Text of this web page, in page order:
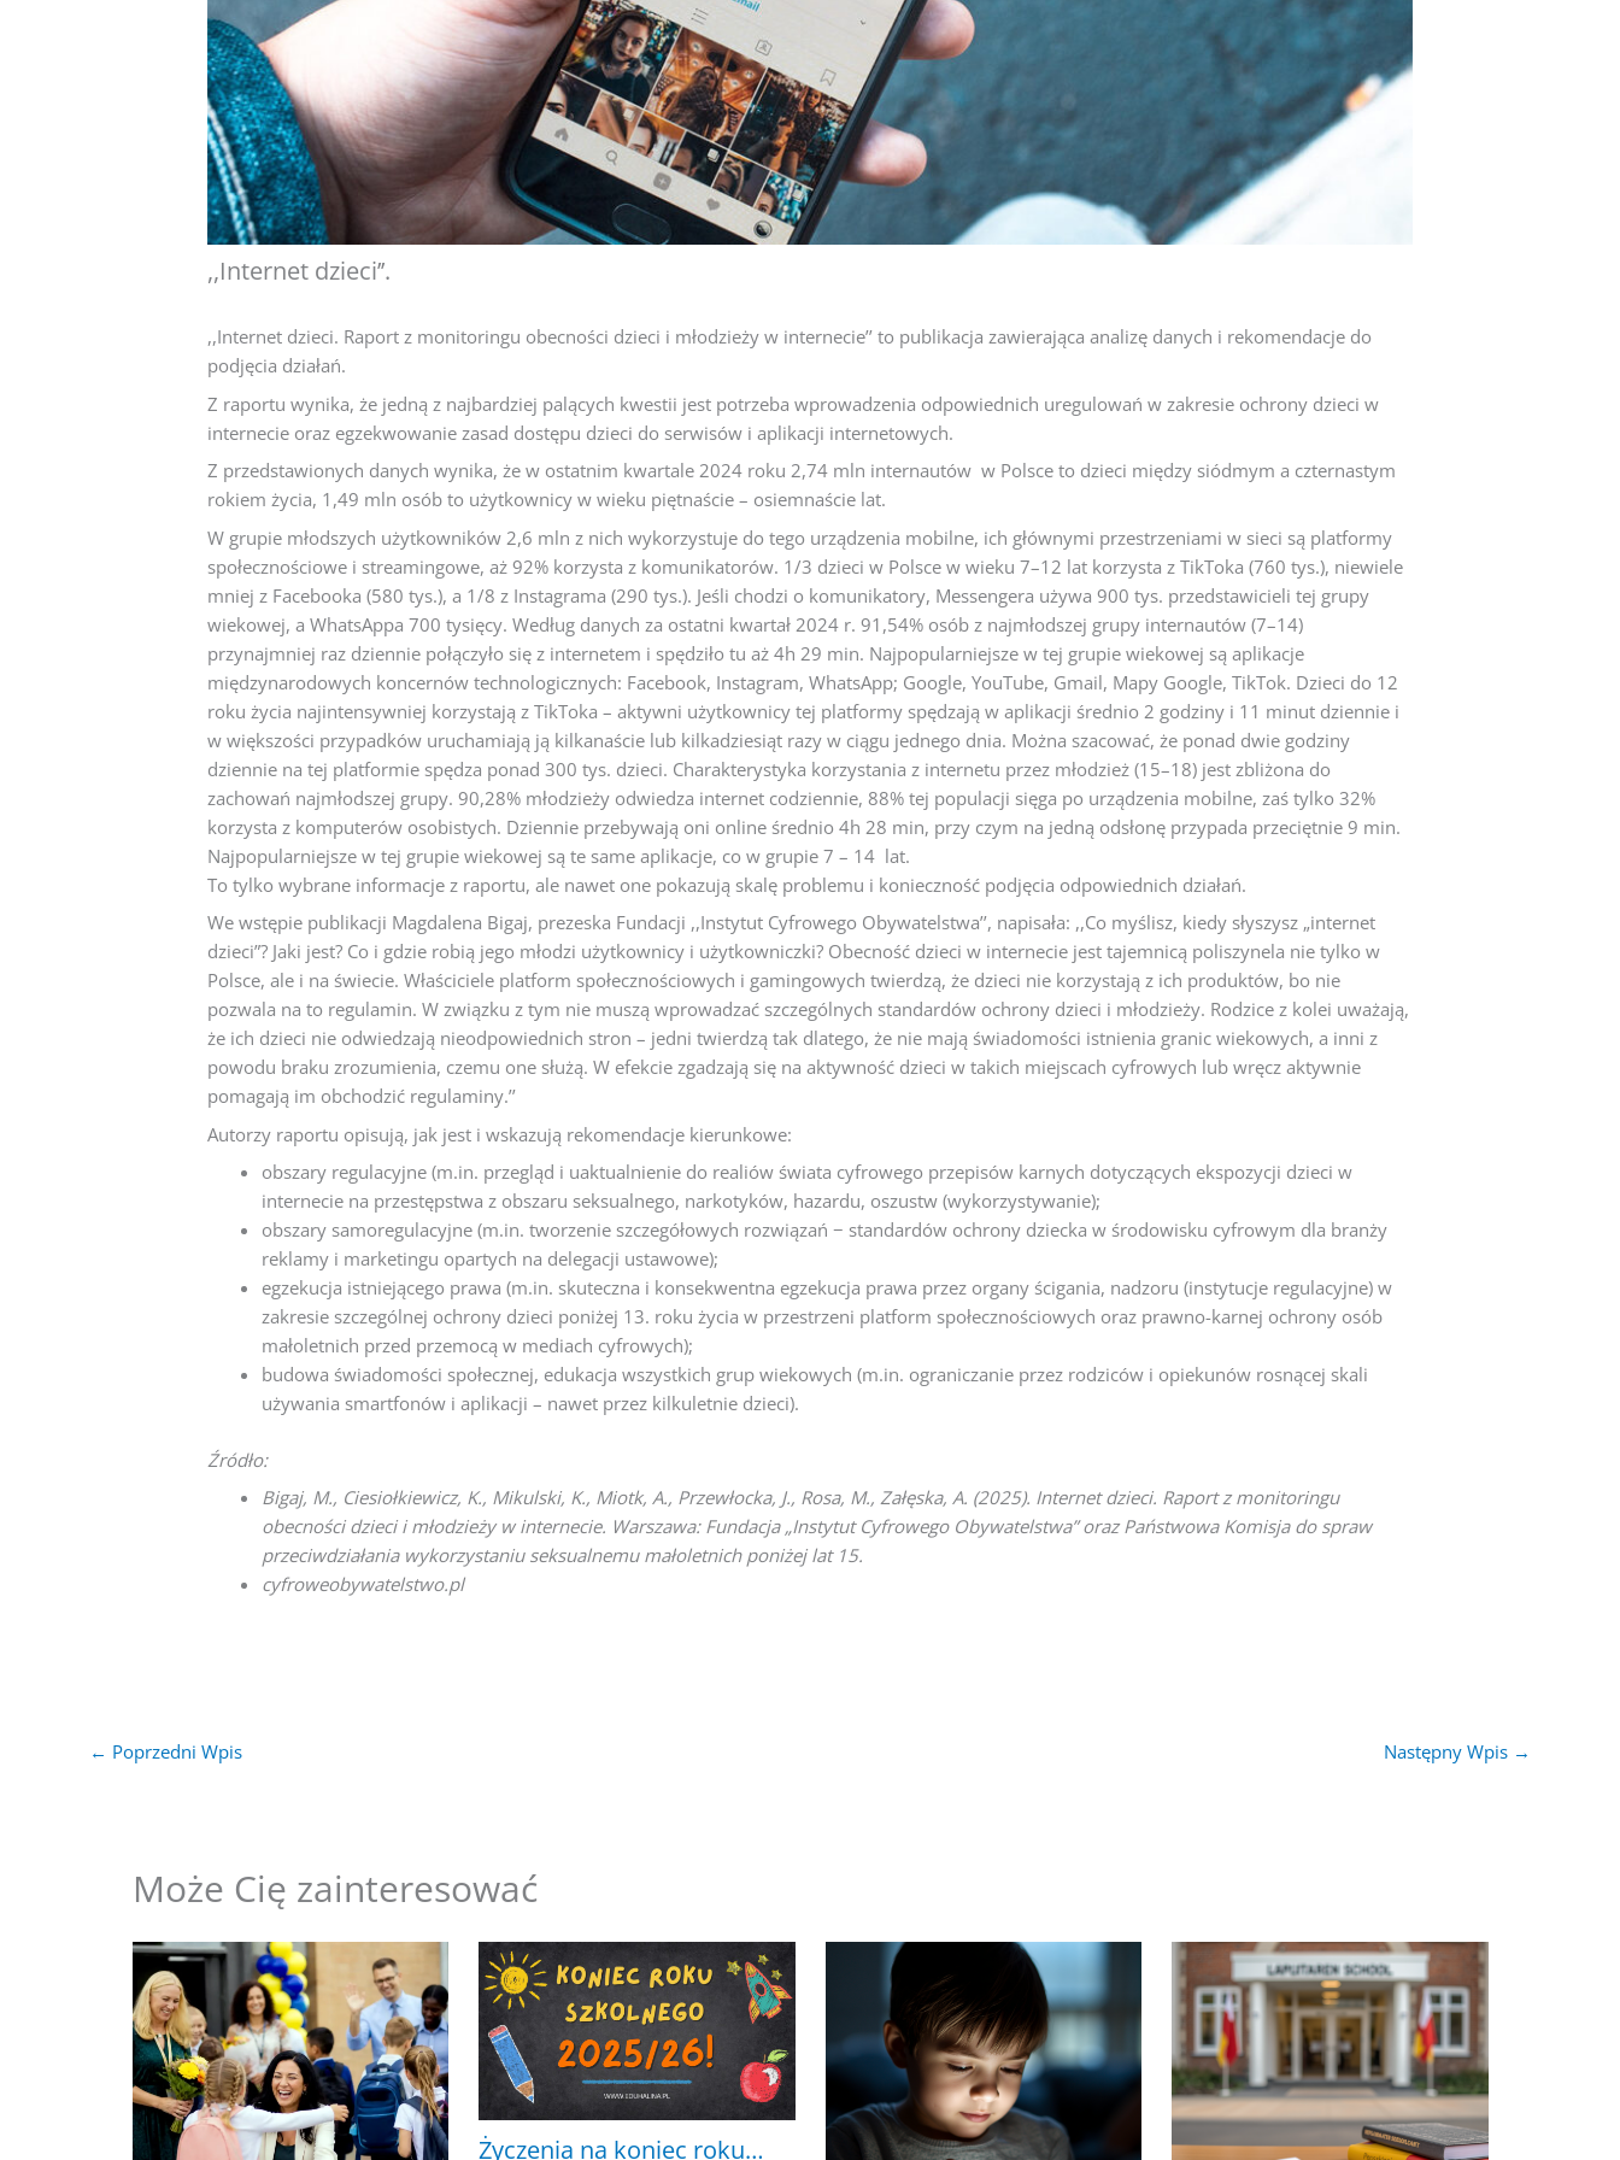
,,Internet dzieci’’.
,,Internet dzieci. Raport z monitoringu obecności dzieci i młodzieży w internecie’’ to publikacja zawierająca analizę danych i rekomendacje do
podjęcia działań.
Z raportu wynika, że jedną z najbardziej palących kwestii jest potrzeba wprowadzenia odpowiednich uregulowań w zakresie ochrony dzieci w
internecie oraz egzekwowanie zasad dostępu dzieci do serwisów i aplikacji internetowych.
Z przedstawionych danych wynika, że w ostatnim kwartale 2024 roku 2,74 mln internautów w Polsce to dzieci między siódmym a czternastym
rokiem życia, 1,49 mln osób to użytkownicy w wieku piętnaście – osiemnaście lat.
W grupie młodszych użytkowników 2,6 mln z nich wykorzystuje do tego urządzenia mobilne, ich głównymi przestrzeniami w sieci są platformy
społecznościowe i streamingowe, aż 92% korzysta z komunikatorów. 1/3 dzieci w Polsce w wieku 7–12 lat korzysta z TikToka (760 tys.), niewiele
mniej z Facebooka (580 tys.), a 1/8 z Instagrama (290 tys.). Jeśli chodzi o komunikatory, Messengera używa 900 tys. przedstawicieli tej grupy
wiekowej, a WhatsAppa 700 tysięcy. Według danych za ostatni kwartał 2024 r. 91,54% osób z najmłodszej grupy internautów (7–14)
przynajmniej raz dziennie połączyło się z internetem i spędziło tu aż 4h 29 min. Najpopularniejsze w tej grupie wiekowej są aplikacje
międzynarodowych koncernów technologicznych: Facebook, Instagram, WhatsApp; Google, YouTube, Gmail, Mapy Google, TikTok. Dzieci do 12
roku życia najintensywniej korzystają z TikToka – aktywni użytkownicy tej platformy spędzają w aplikacji średnio 2 godziny i 11 minut dziennie i
w większości przypadków uruchamiają ją kilkanaście lub kilkadziesiąt razy w ciągu jednego dnia. Można szacować, że ponad dwie godziny
dziennie na tej platformie spędza ponad 300 tys. dzieci. Charakterystyka korzystania z internetu przez młodzież (15–18) jest zbliżona do
zachowań najmłodszej grupy. 90,28% młodzieży odwiedza internet codziennie, 88% tej populacji sięga po urządzenia mobilne, zaś tylko 32%
korzysta z komputerów osobistych. Dziennie przebywają oni online średnio 4h 28 min, przy czym na jedną odsłonę przypada przeciętnie 9 min.
Najpopularniejsze w tej grupie wiekowej są te same aplikacje, co w grupie 7 – 14 lat.
To tylko wybrane informacje z raportu, ale nawet one pokazują skalę problemu i konieczność podjęcia odpowiednich działań.
We wstępie publikacji Magdalena Bigaj, prezeska Fundacji ,,Instytut Cyfrowego Obywatelstwa’’, napisała: ,,Co myślisz, kiedy słyszysz „internet
dzieci”? Jaki jest? Co i gdzie robią jego młodzi użytkownicy i użytkowniczki? Obecność dzieci w internecie jest tajemnicą poliszynela nie tylko w
Polsce, ale i na świecie. Właściciele platform społecznościowych i gamingowych twierdzą, że dzieci nie korzystają z ich produktów, bo nie
pozwala na to regulamin. W związku z tym nie muszą wprowadzać szczególnych standardów ochrony dzieci i młodzieży. Rodzice z kolei uważają,
że ich dzieci nie odwiedzają nieodpowiednich stron – jedni twierdzą tak dlatego, że nie mają świadomości istnienia granic wiekowych, a inni z
powodu braku zrozumienia, czemu one służą. W efekcie zgadzają się na aktywność dzieci w takich miejscach cyfrowych lub wręcz aktywnie
pomagają im obchodzić regulaminy.’’
Autorzy raportu opisują, jak jest i wskazują rekomendacje kierunkowe:
obszary regulacyjne (m.in. przegląd i uaktualnienie do realiów świata cyfrowego przepisów karnych dotyczących ekspozycji dzieci w
internecie na przestępstwa z obszaru seksualnego, narkotyków, hazardu, oszustw (wykorzystywanie);
obszary samoregulacyjne (m.in. tworzenie szczegółowych rozwiązań − standardów ochrony dziecka w środowisku cyfrowym dla branży
reklamy i marketingu opartych na delegacji ustawowe);
egzekucja istniejącego prawa (m.in. skuteczna i konsekwentna egzekucja prawa przez organy ścigania, nadzoru (instytucje regulacyjne) w
zakresie szczególnej ochrony dzieci poniżej 13. roku życia w przestrzeni platform społecznościowych oraz prawno-karnej ochrony osób
małoletnich przed przemocą w mediach cyfrowych);
budowa świadomości społecznej, edukacja wszystkich grup wiekowych (m.in. ograniczanie przez rodziców i opiekunów rosnącej skali
używania smartfonów i aplikacji – nawet przez kilkuletnie dzieci).
Źródło:
Bigaj, M., Ciesiołkiewicz, K., Mikulski, K., Miotk, A., Przewłocka, J., Rosa, M., Załęska, A. (2025). Internet dzieci. Raport z monitoringu
obecności dzieci i młodzieży w internecie. Warszawa: Fundacja „Instytut Cyfrowego Obywatelstwa” oraz Państwowa Komisja do spraw
przeciwdziałania wykorzystaniu seksualnemu małoletnich poniżej lat 15.
cyfroweobywatelstwo.pl
← Poprzedni Wpis Następny Wpis →
Może Cię zainteresować
Życzenia na koniec roku…